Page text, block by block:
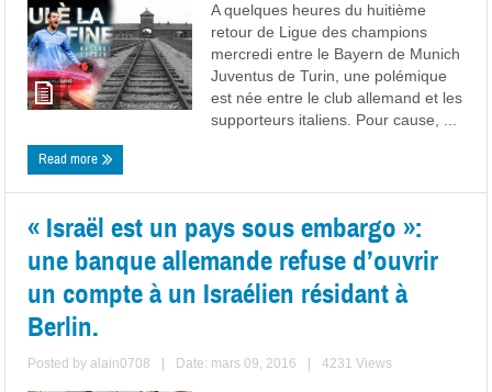
A quelques heures du huitième
retour de Ligue des champions
mercredi entre le Bayern de Munich
Juventus de Turin, une polémique
est née entre le club allemand et les
supporteurs italiens. Pour cause, ...
Read more
« Israël est un pays sous embargo »:
une banque allemande refuse d’ouvrir
un compte à un Israélien résidant à
Berlin.
Posted byalain0708 Date: mars 09, 2016 4231 Views